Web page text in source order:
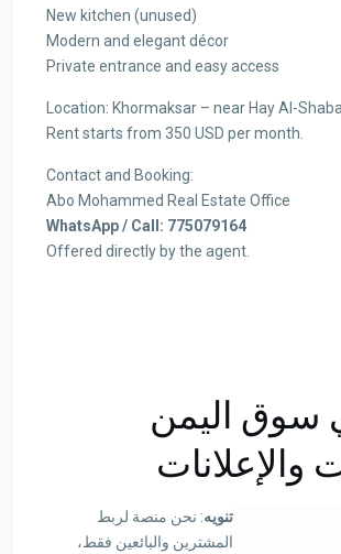
New kitchen (unused)
Modern and elegant décor
Private entrance and easy access
Location: Khormaksar – near Hay Al-
Rent starts from 350 USD per month.
Contact and Booking:
Abo Mohammed Real Estate Office
WhatsApp / Call: 775079164
Offered directly by the agent.
سوق اليمن
والإعلانات
تنويه: نحن منصة لربط
المشترين والبائعين فقط،